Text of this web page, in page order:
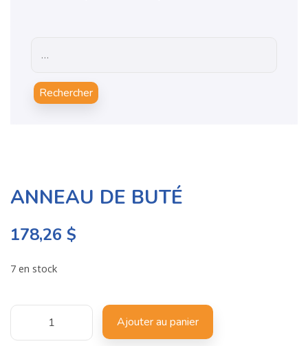
ANNEAU DE BUTÉ
178,26 $
7 en stock
Ajouter au panier
Rechercher